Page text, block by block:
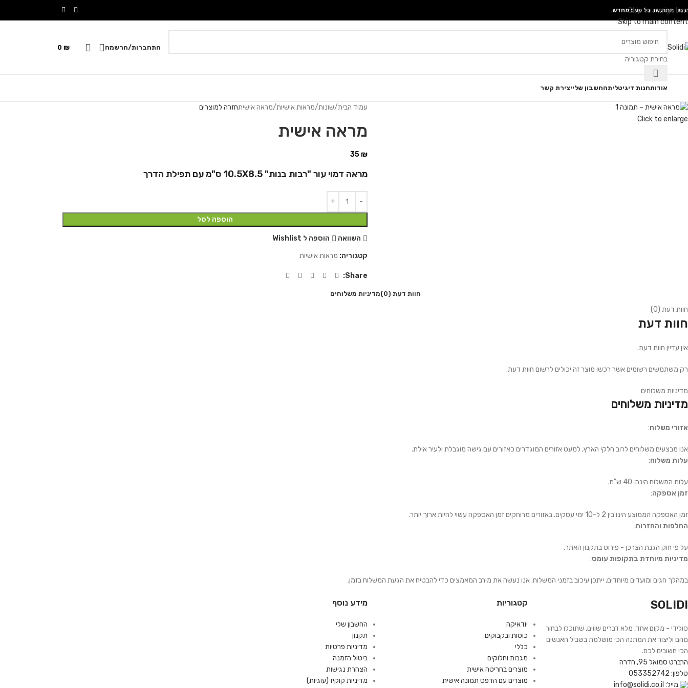
Skip to navigation
Skip to main content
תתרגשו. כל פעם מחדש.
בחירת קטגוריה
התחברות/הרשמה 0 ₪
אודותחנות דיגיטליתהחשבון שלייצירת קשר
Click to enlarge
עמוד הבית שונות מראות אישיות מראה אישיתחזרה למוצרים
מראה אישית
35₪
מראה דמוי עור "רבות בנות" 10.5X8.5 ס"מ עם תפילת הדרך
הוספה לסל
השוואה
הוספה ל Wishlist
קטגוריה: מראות אישיות
Share:
חוות דעת (0) מדיניות משלוחים
חוות דעת (0)
חוות דעת
אין עדיין חוות דעת.
רק משתמשים רשומים אשר רכשו מוצר זה יכולים לרשום חוות דעת.
מדיניות משלוחים
מדיניות משלוחים
אזורי משלוח:
אנו מבצעים משלוחים לרוב חלקי הארץ, למעט אזורים המוגדרים כאזורים עם גישה מוגבלת ולעיר אילת.
עלות משלוח:
עלות המשלוח הינה: 40 ש"ח.
זמן אספקה:
זמן האספקה הממוצע הינו בין 2 ל-10 ימי עסקים. באזורים מרוחקים זמן האספקה עשוי להיות ארוך יותר.
החלפות והחזרות:
על פי חוק הגנת הצרכן - פירוט בתקנון האתר.
מדיניות מיוחדת בתקופות עומס:
במהלך חגים ומועדים מיוחדים, ייתכן עיכוב בזמני המשלוח. אנו נעשה את מירב המאמצים כדי להבטיח את הגעת המשלוח בזמן.
SOLIDI
סולידי - מקום אחד, מלא דברים שווים, שתוכלו לבחור
מהם וליצור את המתנה הכי מושלמת בשביל האנשים
הכי חשובים לכם.
הרברט סמואל 95, חדרה
טלפון: 053352742
מייל: info@solidi.co.il
קטגוריות
יודאיקה
כוסות ובקבוקים
כללי
מגבות וחלוקים
מוצרים בחריטה אישית
מוצרים עם הדפס תמונה אישית
מידע נוסף
החשבון שלי
תקנון
מדיניות פרטיות
ביטול הזמנה
הצהרת נגישות
מדיניות קוקיז (עוגיות)